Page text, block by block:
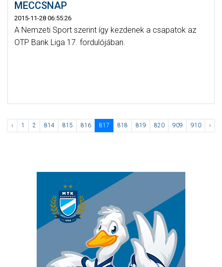
MECCSNAP
2015-11-28 06:55:26
A Nemzeti Sport szerint így kezdenek a csapatok az
OTP Bank Liga 17. fordulójában.
‹ 1 2 814 815 816 817 818 819 820 909 910 ›